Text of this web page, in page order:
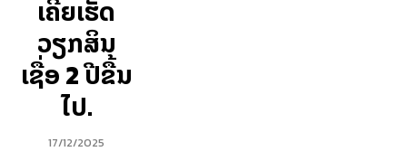
ເຄີຍເຮັດ
ວຽກສິນ
ເຊື່ອ 2 ປີຂື້ນ
ໄປ.
17/12/2025